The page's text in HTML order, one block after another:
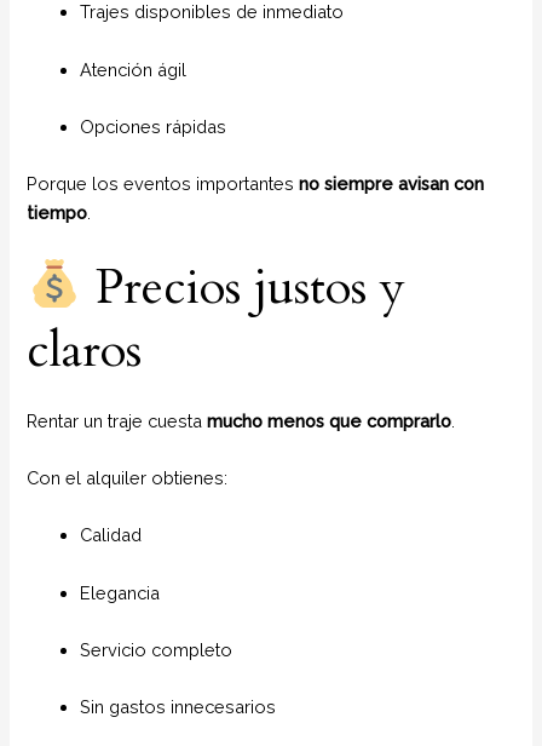
Trajes disponibles de inmediato
Atención ágil
Opciones rápidas
Porque los eventos importantesno siempre avisan con
tiempo
Precios justos y
claros
Rentar un traje cuestamucho menos que comprarlo
Con el alquiler obtienes:
Calidad
Elegancia
Servicio completo
Sin gastos innecesarios